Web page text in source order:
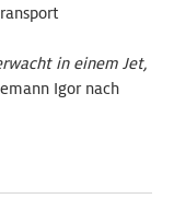
in einem Jet,
Igor nach